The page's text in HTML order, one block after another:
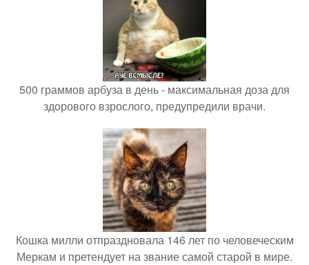
500 граммов арбуза в день - максимальная доза для
здорового взрослого, предупредили врачи.
Кошка милли отпраздновала 146 лет по человеческим
Меркам и претендует на звание самой старой в мире.